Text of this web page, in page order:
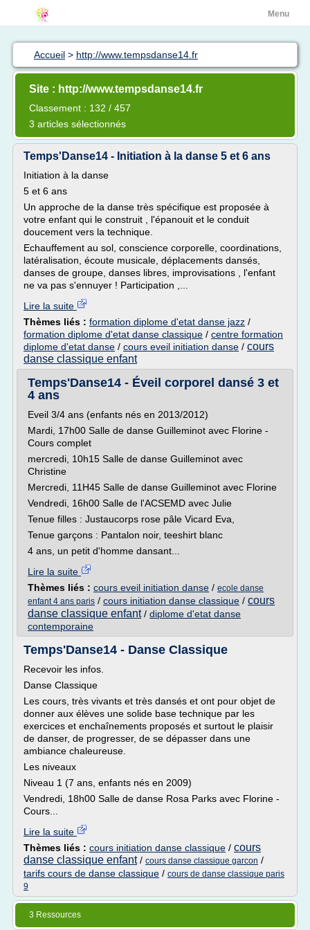
Menu
Accueil > http://www.tempsdanse14.fr
Site : http://www.tempsdanse14.fr
Classement : 132 / 457
3 articles sélectionnés
Temps'Danse14 - Initiation à la danse 5 et 6 ans
Initiation à la danse
5 et 6 ans
Un approche de la danse très spécifique est proposée à
votre enfant qui le construit , l'épanouit et le conduit
doucement vers la technique.
Echauffement au sol, conscience corporelle, coordinations,
latéralisation, écoute musicale, déplacements dansés,
danses de groupe, danses libres, improvisations , l'enfant
ne va pas s'ennuyer ! Participation ,...
Lire la suite
Thèmes liés : formation diplome d'etat danse jazz /
formation diplome d'etat danse classique / centre formation
diplome d'etat danse / cours eveil initiation danse / cours
danse classique enfant
Temps'Danse14 - Éveil corporel dansé 3 et
4 ans
Eveil 3/4 ans (enfants nés en 2013/2012)
Mardi, 17h00 Salle de danse Guilleminot avec Florine -
Cours complet
mercredi, 10h15 Salle de danse Guilleminot avec
Christine
Mercredi, 11H45 Salle de danse Guilleminot avec Florine
Vendredi, 16h00 Salle de l'ACSEMD avec Julie
Tenue filles : Justaucorps rose pâle Vicard Eva,
Tenue garçons : Pantalon noir, teeshirt blanc
4 ans, un petit d'homme dansant...
Lire la suite
Thèmes liés : cours eveil initiation danse / ecole danse
enfant 4 ans paris / cours initiation danse classique / cours
danse classique enfant/ diplome d'etat danse
contemporaine
Temps'Danse14 - Danse Classique
Recevoir les infos.
Danse Classique
Les cours, très vivants et très dansés et ont pour objet de
donner aux élèves une solide base technique par les
exercices et enchaînements proposés et surtout le plaisir
de danser, de progresser, de se dépasser dans une
ambiance chaleureuse.
Les niveaux
Niveau 1 (7 ans, enfants nés en 2009)
Vendredi, 18h00 Salle de danse Rosa Parks avec Florine -
Cours...
Lire la suite
Thèmes liés : cours initiation danse classique / cours
danse classique enfant/ cours danse classique garcon /
tarifs cours de danse classique / cours de danse classique paris
9
3 Ressources